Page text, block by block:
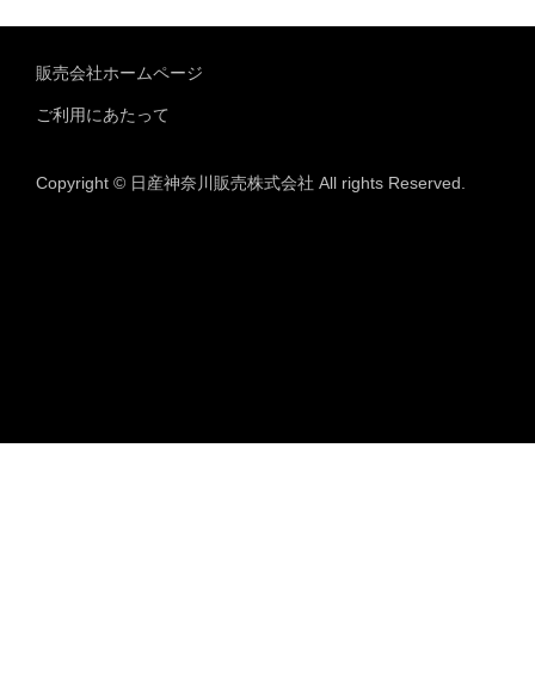
販売会社ホームページ
ご利用にあたって
Copyright © 日産神奈川販売株式会社 All rights Reserved.